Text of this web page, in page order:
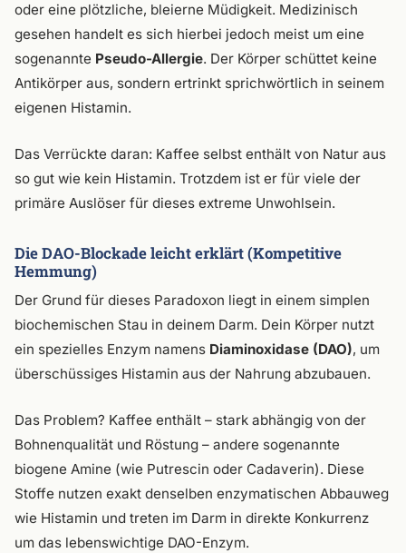
oder eine plötzliche, bleierne Müdigkeit. Medizinisch
gesehen handelt es sich hierbei jedoch meist um eine
sogenannte Pseudo-Allergie. Der Körper schüttet keine
Antikörper aus, sondern ertrinkt sprichwörtlich in seinem
eigenen Histamin.
Das Verrückte daran: Kaffee selbst enthält von Natur aus
so gut wie kein Histamin. Trotzdem ist er für viele der
primäre Auslöser für dieses extreme Unwohlsein.
Die DAO-Blockade leicht erklärt (Kompetitive
Hemmung)
Der Grund für dieses Paradoxon liegt in einem simplen
biochemischen Stau in deinem Darm. Dein Körper nutzt
ein spezielles Enzym namens Diaminoxidase (DAO), um
überschüssiges Histamin aus der Nahrung abzubauen.
Das Problem? Kaffee enthält – stark abhängig von der
Bohnenqualität und Röstung – andere sogenannte
biogene Amine (wie Putrescin oder Cadaverin). Diese
Stoffe nutzen exakt denselben enzymatischen Abbauweg
wie Histamin und treten im Darm in direkte Konkurrenz
um das lebenswichtige DAO-Enzym.